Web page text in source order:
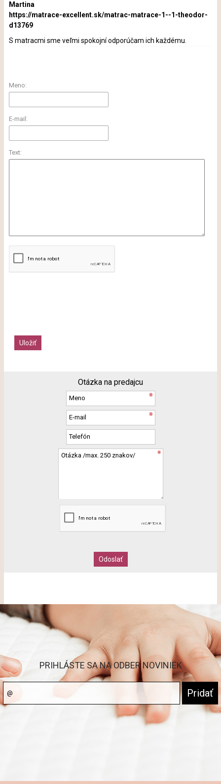
Martina
https://matrace-excellent.sk/matrac-matrace-1--1-theodor-
d13769
S matracmi sme veľmi spokojní odporúčam ich každému.
Meno:
E-mail:
Text:
Otázka na predajcu
PRIHLÁSTE SA NA ODBER NOVINIEK